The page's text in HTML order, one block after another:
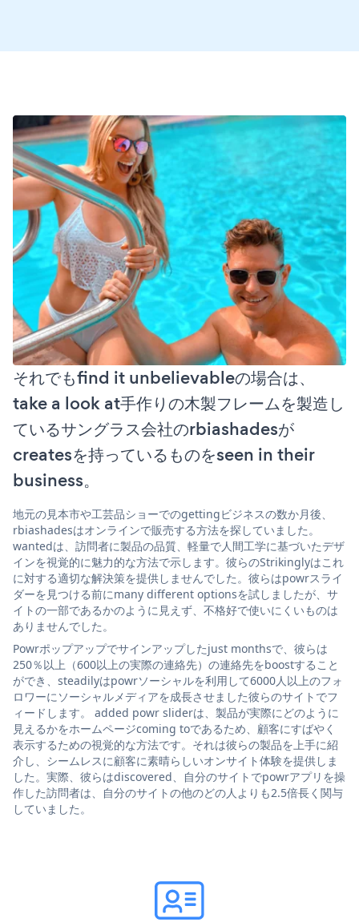
それでもfind it unbelievableの場合は、
take a look at手作りの木製フレームを製造し
ているサングラス会社のrbiashadesが
createsを持っているものをseen in their
business。
地元の見本市や工芸品ショーでのgettingビジネスの数か月後、
rbiashadesはオンラインで販売する方法を探していました。
wantedは、訪問者に製品の品質、軽量で人間工学に基づいたデザ
インを視覚的に魅力的な方法で示します。彼らのStrikinglyはこれ
に対する適切な解決策を提供しませんでした。彼らはpowrスライ
ダーを見つける前にmany different optionsを試しましたが、サ
イトの一部であるかのように見えず、不格好で使いにくいものは
ありませんでした。
Powrポップアップでサインアップしたjust monthsで、彼らは
250％以上（600以上の実際の連絡先）の連絡先をboostすること
ができ、steadilyはpowrソーシャルを利用して6000人以上のフォ
ロワーにソーシャルメディアを成長させました彼らのサイトでフ
ィードします。 added powr sliderは、製品が実際にどのように
見えるかをホームページcoming toであるため、顧客にすばやく
表示するための視覚的な方法です。それは彼らの製品を上手に紹
介し、シームレスに顧客に素晴らしいオンサイト体験を提供しま
した。実際、彼らはdiscovered、自分のサイトでpowrアプリを操
作した訪問者は、自分のサイトの他のどの人よりも2.5倍長く関与
していました。